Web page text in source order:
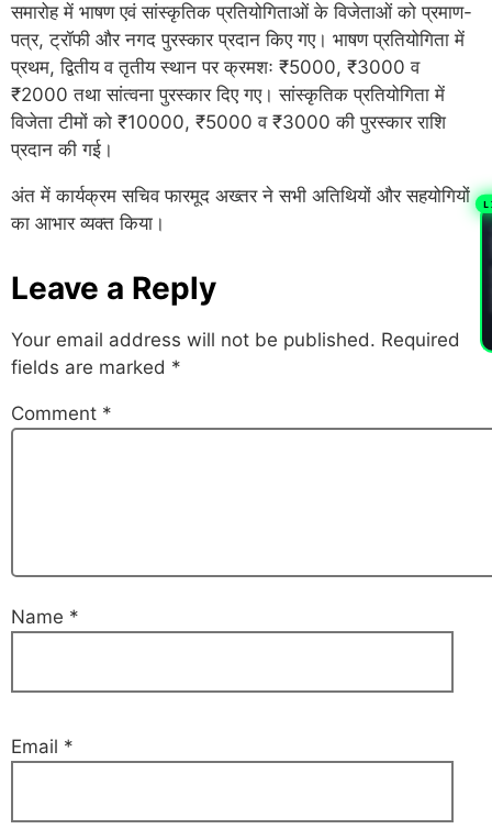
समारोह में भाषण एवं सांस्कृतिक प्रतियोगिताओं के विजेताओं को प्रमाण-
पत्र, ट्रॉफी और नगद पुरस्कार प्रदान किए गए। भाषण प्रतियोगिता में
प्रथम, द्वितीय व तृतीय स्थान पर क्रमशः ₹5000, ₹3000 व
₹2000 तथा सांत्वना पुरस्कार दिए गए। सांस्कृतिक प्रतियोगिता में
विजेता टीमों को ₹10000, ₹5000 व ₹3000 की पुरस्कार राशि
प्रदान की गई।
अंत में कार्यक्रम सचिव फारमूद अख्तर ने सभी अतिथियों और सहयोगियों
का आभार व्यक्त किया।
Leave a Reply
Your email address will not be published. Required
fields are marked *
Comment *
Name *
Email *